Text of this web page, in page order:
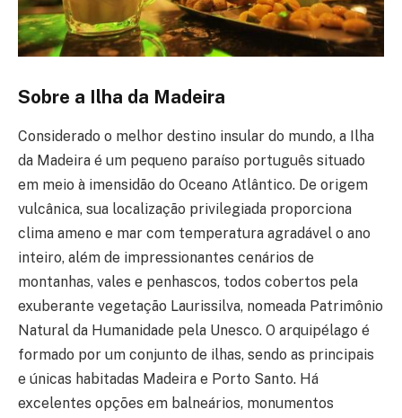
Sobre a Ilha da Madeira
Considerado o melhor destino insular do mundo, a Ilha
da Madeira é um pequeno paraíso português situado
em meio à imensidão do Oceano Atlântico. De origem
vulcânica, sua localização privilegiada proporciona
clima ameno e mar com temperatura agradável o ano
inteiro, além de impressionantes cenários de
montanhas, vales e penhascos, todos cobertos pela
exuberante vegetação Laurissilva, nomeada Patrimônio
Natural da Humanidade pela Unesco. O arquipélago é
formado por um conjunto de ilhas, sendo as principais
e únicas habitadas Madeira e Porto Santo. Há
excelentes opções em balneários, monumentos